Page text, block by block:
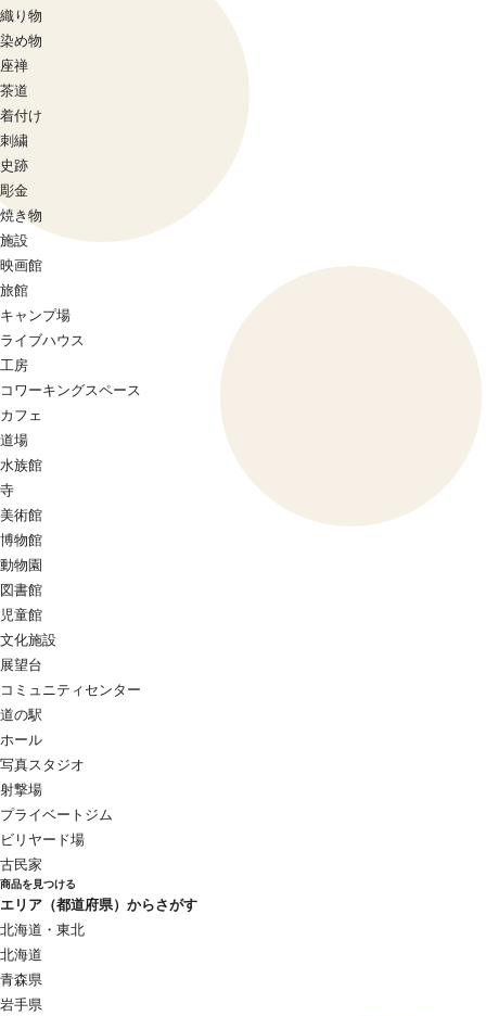
織り物
染め物
座禅
茶道
着付け
刺繍
史跡
彫金
焼き物
施設
映画館
旅館
キャンプ場
ライブハウス
工房
コワーキングスペース
カフェ
道場
水族館
寺
美術館
博物館
動物園
図書館
児童館
文化施設
展望台
コミュニティセンター
道の駅
ホール
写真スタジオ
射撃場
プライベートジム
ビリヤード場
古民家
商品を見つける
エリア（都道府県）からさがす
北海道・東北
北海道
青森県
岩手県